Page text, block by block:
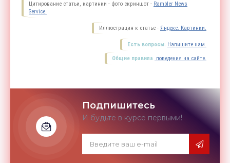
Цитирование статьи, картинки - фото скриншот - Rambler News
Service.
Иллюстрация к статье - Яндекс. Картинки.
Есть вопросы. Напишите нам.
Общие правила поведения на сайте.
Подпишитесь
И будьте в курсе первыми!